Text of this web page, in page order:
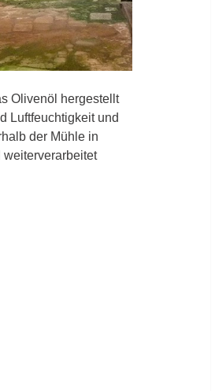
Olivenöl hergestellt
Luftfeuchtigkeit und
der Mühle in
weiterverarbeitet